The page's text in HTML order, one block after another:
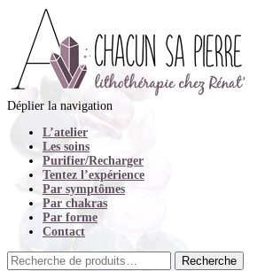
Déplier la navigation
L’atelier
Les soins
Purifier/Recharger
Tentez l’expérience
Par symptômes
Par chakras
Par forme
Contact